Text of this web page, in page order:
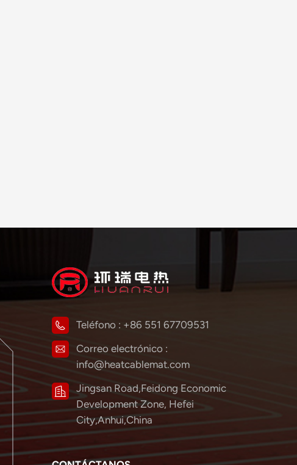
Teléfono : +86 551 67709531
Correo electrónico :
info@heatcablemat.com
Jingsan Road,Feidong Economic
Development Zone, Hefei
City,Anhui,China